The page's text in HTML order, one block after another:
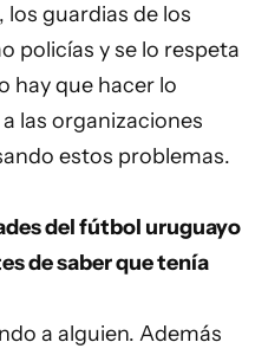
guardias de los
policías y se lo respeta
hay que hacer lo
las organizaciones
estos problemas.
del fútbol uruguayo
de saber que tenía
a alguien. Además